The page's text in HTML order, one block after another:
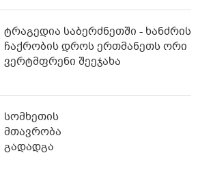
ტრაგედია საბერძნეთში - ხანძრის
ჩაქრობის დროს ერთმანეთს ორი
ვერტმფრენი შეეჯახა
სომხეთის
მთავრობა
გადადგა